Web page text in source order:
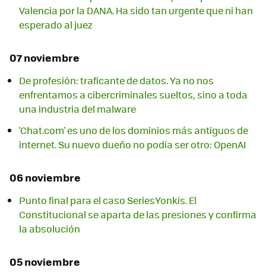
Valencia por la DANA. Ha sido tan urgente que ni han
esperado al juez
07 noviembre
De profesión: traficante de datos. Ya no nos
enfrentamos a cibercriminales sueltos, sino a toda
una industria del malware
'Chat.com' es uno de los dominios más antiguos de
internet. Su nuevo dueño no podía ser otro: OpenAI
06 noviembre
Punto final para el caso SeriesYonkis. El
Constitucional se aparta de las presiones y confirma
la absolución
05 noviembre